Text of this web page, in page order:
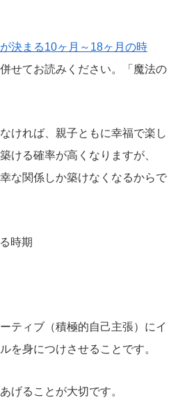
決まる10ヶ月～18ヶ月の時
併せてお読みください。「魔法の
ければ、親子ともに幸福で楽し
ける確率が高くなりますが、
な関係しか築けなくなるからで
時期
ティブ（積極的自己主張）にイ
を身につけさせることです。
げることが大切です。